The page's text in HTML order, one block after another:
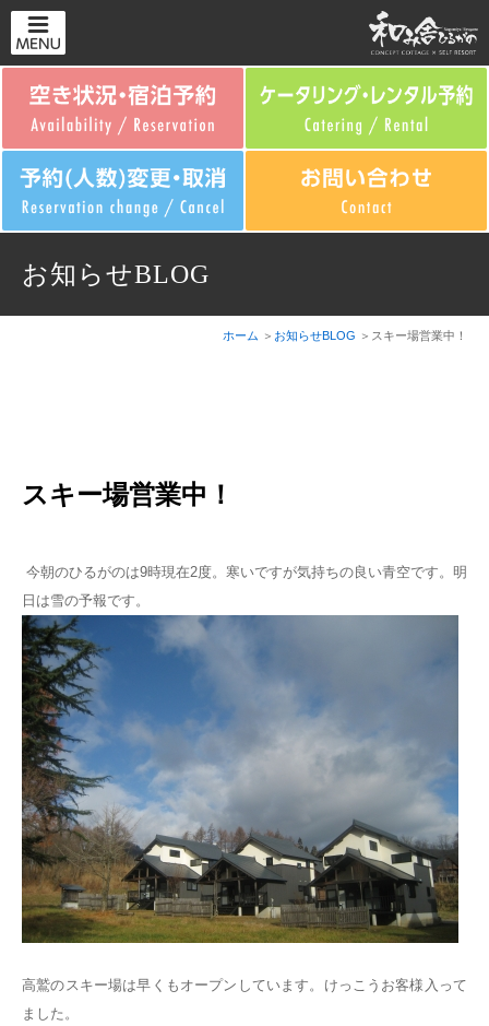
お知らせBLOG
ホーム お知らせBLOG スキー場営業中！
スキー場営業中！
今朝のひるがのは9時現在2度。寒いですが気持ちの良い青空です。明
日は雪の予報です。
高鷲のスキー場は早くもオープンしています。けっこうお客様入って
ました。